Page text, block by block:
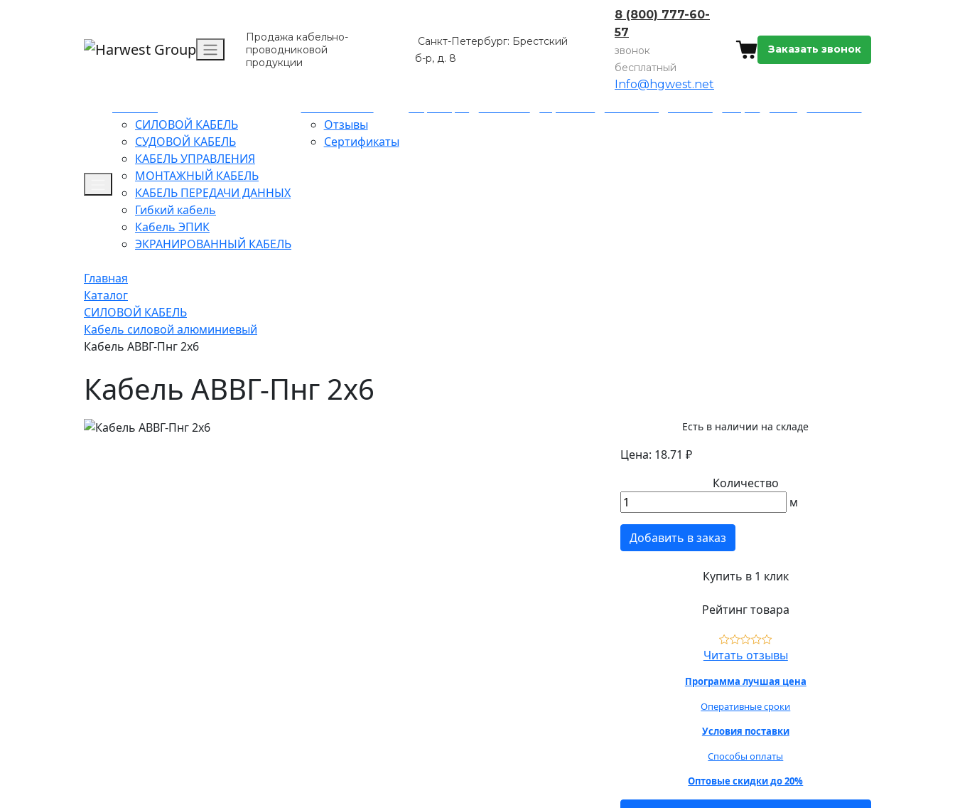
Продажа кабельно-
проводниковой
продукции
Санкт-Петербург: Брестский
б-р, д. 8
8 (800) 777-60-
57
звонок
бесплатный
Info@hgwest.net
Заказать звонок
СИЛОВОЙ КАБЕЛЬ
СУДОВОЙ КАБЕЛЬ
КАБЕЛЬ УПРАВЛЕНИЯ
МОНТАЖНЫЙ КАБЕЛЬ
КАБЕЛЬ ПЕРЕДАЧИ ДАННЫХ
Гибкий кабель
Кабель ЭПИК
ЭКРАНИРОВАННЫЙ КАБЕЛЬ
Отзывы
Сертификаты
Главная
Каталог
СИЛОВОЙ КАБЕЛЬ
Кабель силовой алюминиевый
Кабель АВВГ-Пнг 2х6
Кабель АВВГ-Пнг 2х6
Есть в наличии на складе
Цена: 18.71 ₽
Количество
м
Добавить в заказ
Купить в 1 клик
Рейтинг товара
Читать отзывы
Программа лучшая цена
Оперативные сроки
Условия поставки
Способы оплаты
Оптовые скидки до 20%